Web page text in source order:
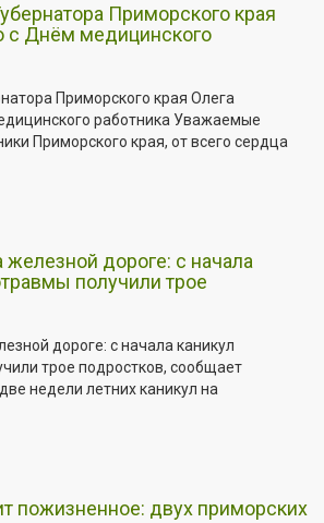
Приморского края
с Днём медицинского
Приморского края Олега
работника Уважаемые
Приморского края, от всего сердца
железной дороге: с начала
получили трое
дороге: с начала каникул
трое подростков, сообщает
недели летних каникул на
пожизненное: двух приморских